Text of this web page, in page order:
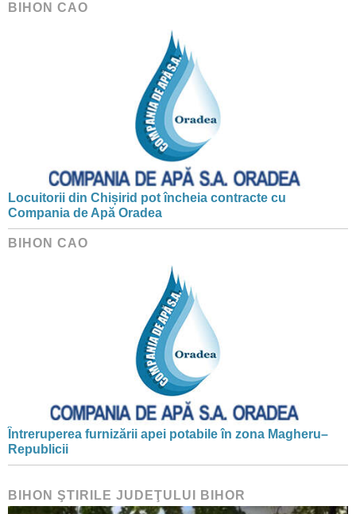
BIHON CAO
Locuitorii din Chișirid pot încheia contracte cu
Compania de Apă Oradea
BIHON CAO
Întreruperea furnizării apei potabile în zona Magheru–
Republicii
BIHON ŞTIRILE JUDEŢULUI BIHOR